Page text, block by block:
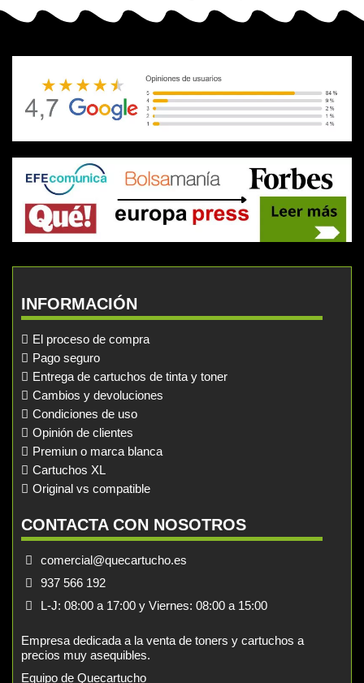
INFORMACIÓN
El proceso de compra
Pago seguro
Entrega de cartuchos de tinta y toner
Cambios y devoluciones
Condiciones de uso
Opinión de clientes
Premiun o marca blanca
Cartuchos XL
Original vs compatible
CONTACTA CON NOSOTROS
comercial@quecartucho.es
937 566 192
L-J: 08:00 a 17:00 y Viernes: 08:00 a 15:00
Empresa dedicada a la venta de toners y cartuchos a
precios muy asequibles.
Equipo de Quecartucho